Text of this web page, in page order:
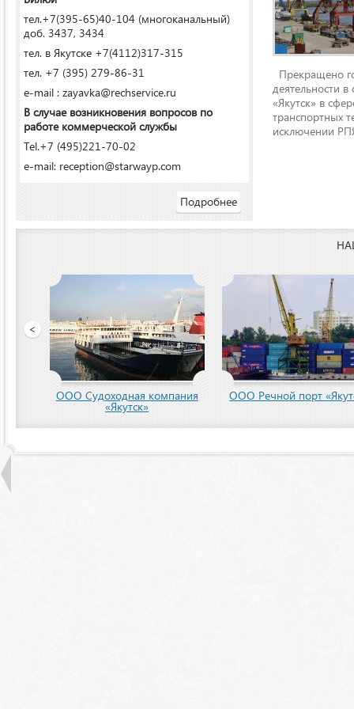
тел.+7(395-65)40-104 (многоканальный)
доб. 3437, 3434
тел. в Якутске +7(4112)317-315
тел. +7 (395) 279-86-31
e-mail : zayavka@rechservice.ru
В случае возникновения вопросов по
работе коммерческой службы
Tel.+7 (495)221-70-02
e-mail: reception@starwayp.com
Подробнее
Прекращено
деятельности
«Якутск» в
транспортных
исключении
<
ООО Речной порт «Якутск»
ООО «Якутский речной